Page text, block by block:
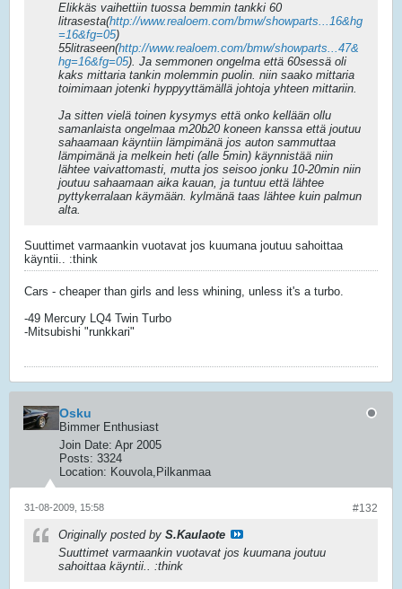
Elikkäs vaihettiin tuossa bemmin tankki 60
litrasesta(http://www.realoem.com/bmw/showparts...16&hg
=16&fg=05)
55litraseen(http://www.realoem.com/bmw/showparts...47&
hg=16&fg=05). Ja semmonen ongelma että 60sessä oli
kaks mittaria tankin molemmin puolin. niin saako mittaria
toimimaan jotenki hyppyyttämällä johtoja yhteen mittariin.
Ja sitten vielä toinen kysymys että onko kellään ollu
samanlaista ongelmaa m20b20 koneen kanssa että joutuu
sahaamaan käyntiin lämpimänä jos auton sammuttaa
lämpimänä ja melkein heti (alle 5min) käynnistää niin
lähtee vaivattomasti, mutta jos seisoo jonku 10-20min niin
joutuu sahaamaan aika kauan, ja tuntuu että lähtee
pyttykerralaan käymään. kylmänä taas lähtee kuin palmun
alta.
Suuttimet varmaankin vuotavat jos kuumana joutuu sahoittaa
käyntii.. :think
Cars - cheaper than girls and less whining, unless it's a turbo.
-49 Mercury LQ4 Twin Turbo
-Mitsubishi "runkkari"
Osku
Bimmer Enthusiast
Join Date: Apr 2005
Posts: 3324
Location: Kouvola,Pilkanmaa
#132
31-08-2009, 15:58
Originally posted by S.Kaulaote
Suuttimet varmaankin vuotavat jos kuumana joutuu
sahoittaa käyntii.. :think